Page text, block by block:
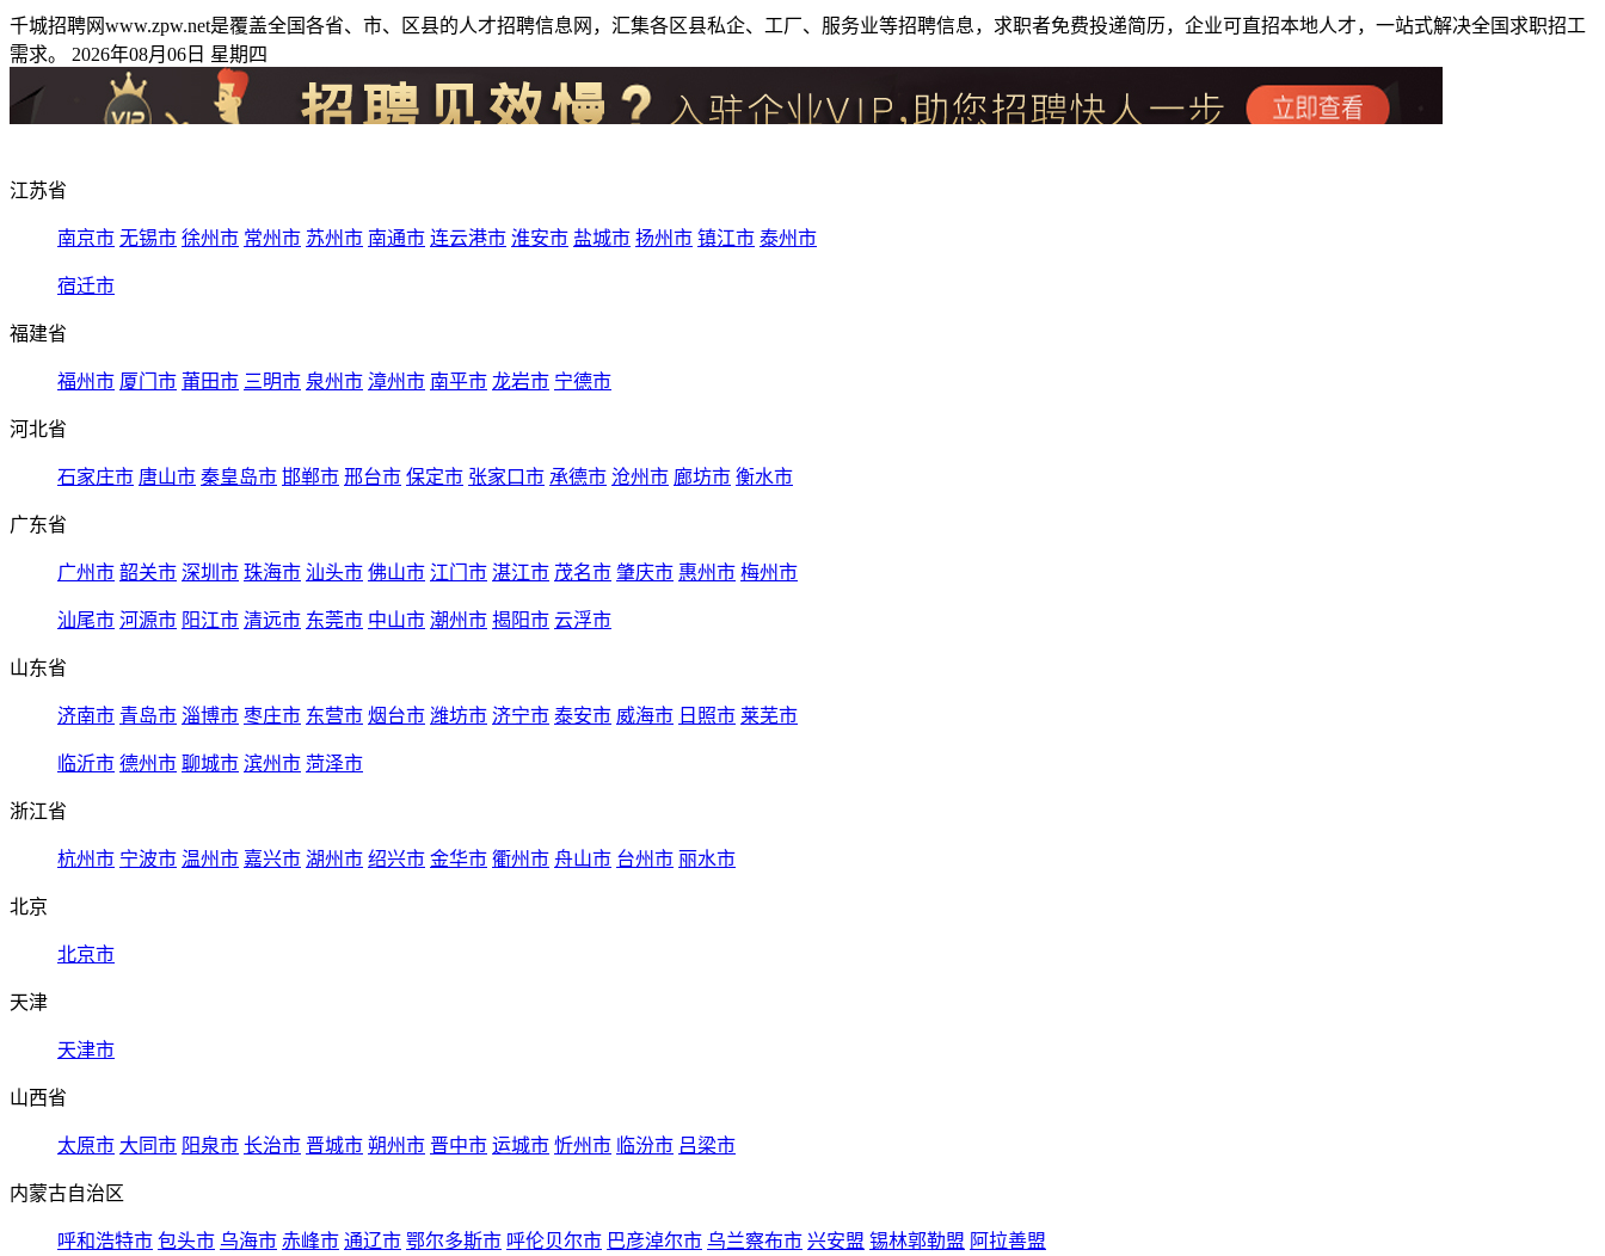
千城招聘网www.zpw.net是覆盖全国各省、市、区县的人才招聘信息网，汇集各区县私企、工厂、服务业等招聘信息，求职者免费投递简历，企业可直招本地人才，一站式解决全国求职招工
需求。 2026年08月06日 星期四
江苏省
南京市 无锡市 徐州市 常州市 苏州市 南通市 连云港市 淮安市 盐城市 扬州市 镇江市 泰州市
宿迁市
福建省
福州市 厦门市 莆田市 三明市 泉州市 漳州市 南平市 龙岩市 宁德市
河北省
石家庄市 唐山市 秦皇岛市 邯郸市 邢台市 保定市 张家口市 承德市 沧州市 廊坊市 衡水市
广东省
广州市 韶关市 深圳市 珠海市 汕头市 佛山市 江门市 湛江市 茂名市 肇庆市 惠州市 梅州市
汕尾市 河源市 阳江市 清远市 东莞市 中山市 潮州市 揭阳市 云浮市
山东省
济南市 青岛市 淄博市 枣庄市 东营市 烟台市 潍坊市 济宁市 泰安市 威海市 日照市 莱芜市
临沂市 德州市 聊城市 滨州市 菏泽市
浙江省
杭州市 宁波市 温州市 嘉兴市 湖州市 绍兴市 金华市 衢州市 舟山市 台州市 丽水市
北京
北京市
天津
天津市
山西省
太原市 大同市 阳泉市 长治市 晋城市 朔州市 晋中市 运城市 忻州市 临汾市 吕梁市
内蒙古自治区
呼和浩特市 包头市 乌海市 赤峰市 通辽市 鄂尔多斯市 呼伦贝尔市 巴彦淖尔市 乌兰察布市 兴安盟 锡林郭勒盟 阿拉善盟